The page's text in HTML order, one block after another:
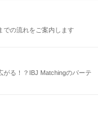
での流れをご案内します
がる！？IBJ Matchingのパーテ